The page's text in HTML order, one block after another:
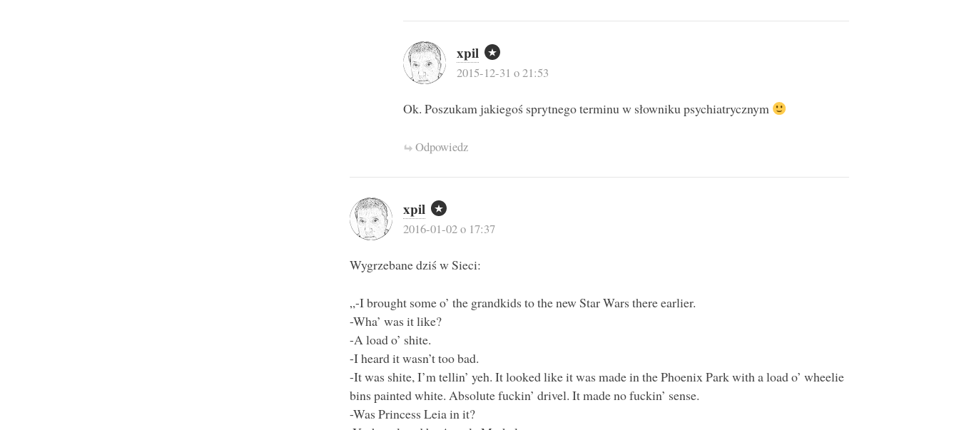
xpil
2015-12-31 o 21:53
Ok. Poszukam jakiegoś sprytnego terminu w słowniku psychiatrycznym
Odpowiedz
xpil
2016-01-02 o 17:37
Wygrzebane dziś w Sieci:
„-I brought some o’ the grandkids to the new Star Wars there earlier.
-Wha’ was it like?
-A load o’ shite.
-I heard it wasn’t too bad.
-It was shite, I’m tellin’ yeh. It looked like it was made in the Phoenix Park with a load o’ wheelie
bins painted white. Absolute fuckin’ drivel. It made no fuckin’ sense.
-Was Princess Leia in it?